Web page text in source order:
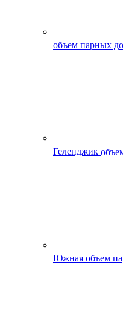
объем парных
Геленджик
Южная объем